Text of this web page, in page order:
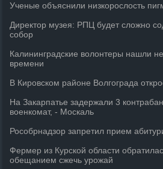
Ученые объяснили низкорослость
Директор музея: РПЦ будет сложно
собор
Калининградские волонтеры нашли
времени
В Кировском районе Волгограда
На Закарпатье задержали 3
военкомат, - Москаль
Рособрнадзор запретил прием
Фермер из Курской области
обещанием сжечь урожай